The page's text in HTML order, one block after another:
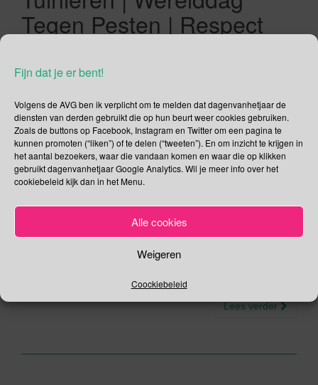
Fijn dat je er bent!
Volgens de AVG ben ik verplicht om te melden dat dagenvanhetjaar de
diensten van derden gebruikt die op hun beurt weer cookies gebruiken.
Zoals de buttons op Facebook, Instagram en Twitter om een pagina te
kunnen promoten (“liken”) of te delen (“tweeten”). En om inzicht te krijgen in
het aantal bezoekers, waar die vandaan komen en waar die op klikken
gebruikt dagenvanhetjaar Google Analytics. Wil je meer info over het
cookiebeleid kijk dan in het Menu.
Alle cookies
Weigeren
Coockiebeleid
Tegen Pesten | Respect
for Science | Fairtrade
Week | Week van de Korte
Keten | Romeinenweek
04/05/2019 Gina Makken Mei
Nationale Dodenherdenking De Nationale Dodenherdenking
op de Dam maakt ieder jaar een grote indruk op me; de 2
minuten stilte van duizenden mensen op de Dam, het taptoe-
signaal, de kranslegging, de toespraken, het zingen van het
Wilhelmus. Ik krijg er elk jaar weer kippenvel van. Daarom
Lees verder